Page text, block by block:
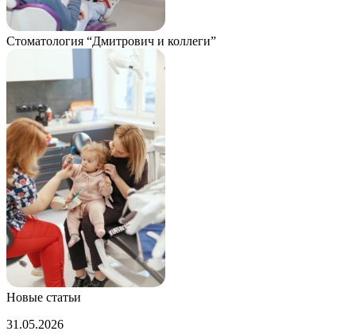
Стоматология “Дмитрович и коллеги”
Новые статьи
Перечислены
31.05.2026